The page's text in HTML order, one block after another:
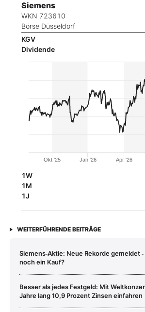
Siemens
WKN 723610
Börse Düsseldorf
KGV
Dividende
Okt '25 Jan '26 Apr '26
1W
1M
1J
WEITERFÜHRENDE BEITRÄGE
Siemens‑Aktie: Neue Rekorde gemeldet
noch ein Kauf?
Besser als jedes Festgeld: Mit
Jahre lang 10,9 Prozent Zinsen einfahren